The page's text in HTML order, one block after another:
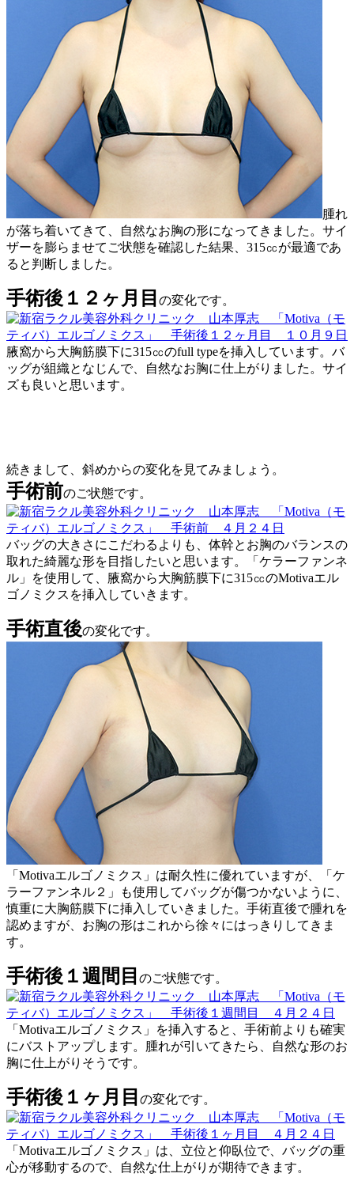
腫れ
が落ち着いてきて、自然なお胸の形になってきました。サイ
ザーを膨らませてご状態を確認した結果、315㏄が最適であ
ると判断しました。
手術後１２ヶ月目 の変化です。
腋窩から大胸筋膜下に315㏄のfull typeを挿入しています。バ
ッグが組織となじんで、自然なお胸に仕上がりました。サイ
ズも良いと思います。
続きまして、斜めからの変化を見てみましょう。
手術前のご状態です。
バッグの大きさにこだわるよりも、体幹とお胸のバランスの
取れた綺麗な形を目指したいと思います。「ケラーファンネ
ル」を使用して、腋窩から大胸筋膜下に315㏄のMotivaエル
ゴノミクスを挿入していきます。
手術直後の変化です。
「Motivaエルゴノミクス」は耐久性に優れていますが、「ケ
ラーファンネル２」も使用してバッグが傷つかないように、
慎重に大胸筋膜下に挿入していきました。手術直後で腫れを
認めますが、お胸の形はこれから徐々にはっきりしてきま
す。
手術後１週間目 のご状態です。
「Motivaエルゴノミクス」を挿入すると、手術前よりも確実
にバストアップします。腫れが引いてきたら、自然な形のお
胸に仕上がりそうです。
手術後１ヶ月目 の変化です。
「Motivaエルゴノミクス」は、立位と仰臥位で、バッグの重
心が移動するので、自然な仕上がりが期待できます。